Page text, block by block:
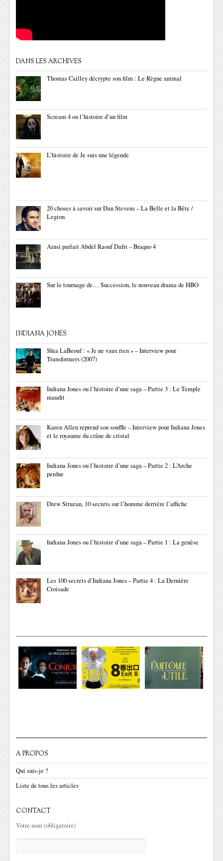
DANS LES ARCHIVES
Thomas Cailley décrypte son film : Le Règne animal
Scream 4 ou l’histoire d’un film
L’histoire de Je suis une légende
20 choses à savoir sur Dan Stevens – La Belle et la Bête /
Legion
Ainsi parlait Abdel Raouf Dafri – Braquo 4
Sur le tournage de… Succession, le nouveau drama de HBO
INDIANA JONES
Shia LaBeouf : « Je ne vaux rien » – Interview pour
Transformers (2007)
Indiana Jones ou l’histoire d’une saga – Partie 3 : Le Temple
maudit
Karen Allen reprend son souffle – Interview pour Indiana Jones
et le royaume du crâne de cristal
Indiana Jones ou l’histoire d’une saga – Partie 2 : L’Arche
perdue
Drew Struzan, 10 secrets sur l’homme derrière l’affiche
Indiana Jones ou l’histoire d’une saga – Partie 1 : La genèse
Les 100 secrets d’Indiana Jones – Partie 4 : La Dernière
Croisade
A PROPOS
Qui suis-je ?
Liste de tous les articles
CONTACT
Votre nom (obligatoire)